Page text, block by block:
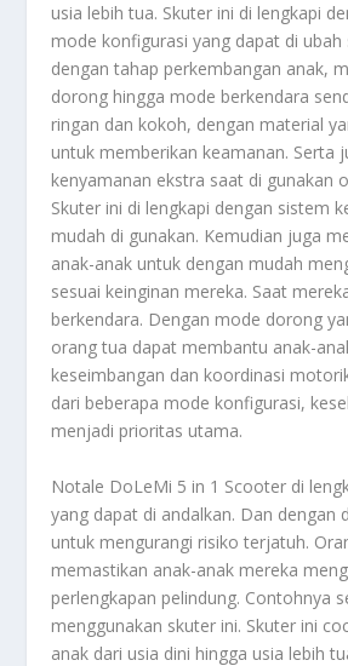
usia lebih tua. Skuter ini di lengkapi
mode konfigurasi yang dapat di ubah
dengan tahap perkembangan anak,
dorong hingga mode berkendara
ringan dan kokoh, dengan material
untuk memberikan keamanan. Serta
kenyamanan ekstra saat di gunakan
Skuter ini di lengkapi dengan sistem
mudah di gunakan. Kemudian juga
anak-anak untuk dengan mudah
sesuai keinginan mereka. Saat
berkendara. Dengan mode dorong
orang tua dapat membantu anak-
keseimbangan dan koordinasi
dari beberapa mode konfigurasi,
menjadi prioritas utama.
Notale DoLeMi 5 in 1 Scooter di
yang dapat di andalkan. Dan dengan
untuk mengurangi risiko terjatuh.
memastikan anak-anak mereka
perlengkapan pelindung. Contohnya
menggunakan skuter ini. Skuter ini
anak dari usia dini hingga usia lebih